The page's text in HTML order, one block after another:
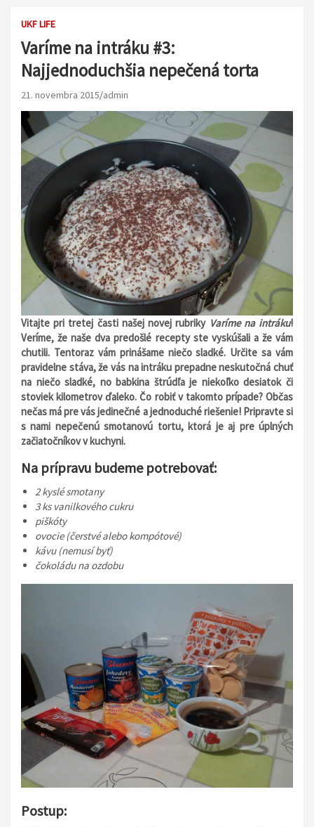
UKF LIFE
Varíme na intráku #3:
Najjednoduchšia nepečená torta
21. novembra 2015 admin
Vitajte pri tretej časti našej novej rubriky Varíme na intráku!
Veríme, že naše dva predošlé recepty ste vyskúšali a že vám
chutili. Tentoraz vám prinášame niečo sladké. Určite sa vám
pravidelne stáva, že vás na intráku prepadne neskutočná chuť
na niečo sladké, no babkina štrúdľa je niekoľko desiatok či
stoviek kilometrov ďaleko. Čo robiť v takomto prípade? Občas
nečas má pre vás jedinečné a jednoduché riešenie! Pripravte si
s nami nepečenú smotanovú tortu, ktorá je aj pre úplných
začiatočníkov v kuchyni.
Na prípravu budeme potrebovať:
2 kyslé smotany
3 ks vanilkového cukru
piškóty
ovocie (čerstvé alebo kompótové)
kávu (nemusí byť)
čokoládu na ozdobu
Postup: